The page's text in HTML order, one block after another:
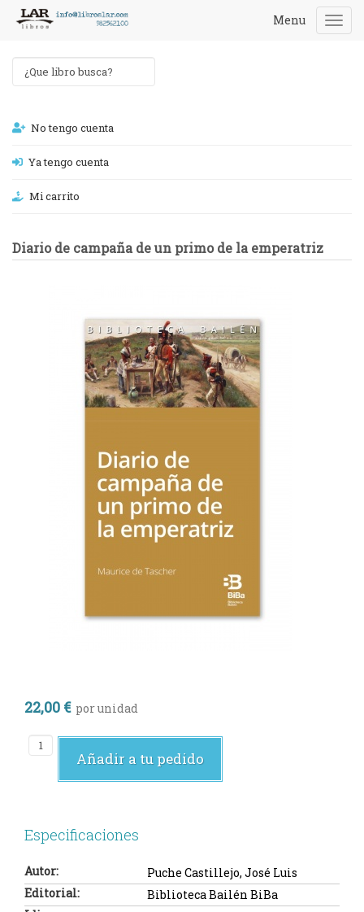
Menu
No tengo cuenta
Ya tengo cuenta
Mi carrito
Diario de campaña de un primo de la emperatriz
22,00 € por unidad
Añadir a tu pedido
Especificaciones
Autor:
Puche Castillejo, José Luis
Editorial:
Biblioteca Bailén BiBa